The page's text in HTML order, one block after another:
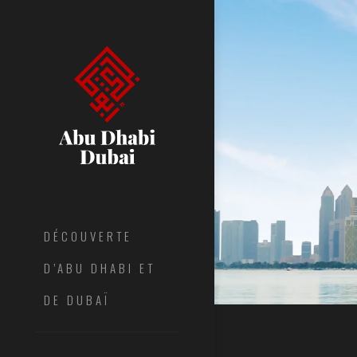
DÉCOUVERTE
D’ABU DHABI ET
DE DUBAÏ